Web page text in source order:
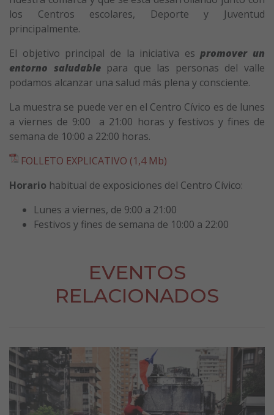
los Centros escolares, Deporte y Juventud
principalmente.
El objetivo principal de la iniciativa espromover un
entorno saludablepara que las personas del valle
podamos alcanzar una salud más plena y consciente.
La muestra se puede ver en el Centro Cívico es de lunes
a viernes de 9:00 a 21:00 horas y festivos y fines de
semana de 10:00 a 22:00 horas.
FOLLETO EXPLICATIVO (1,4 Mb)
Horario habitual de exposiciones del Centro Cívico:
Lunes a viernes, de 9:00 a 21:00
Festivos y fines de semana de 10:00 a 22:00
EVENTOS
RELACIONADOS